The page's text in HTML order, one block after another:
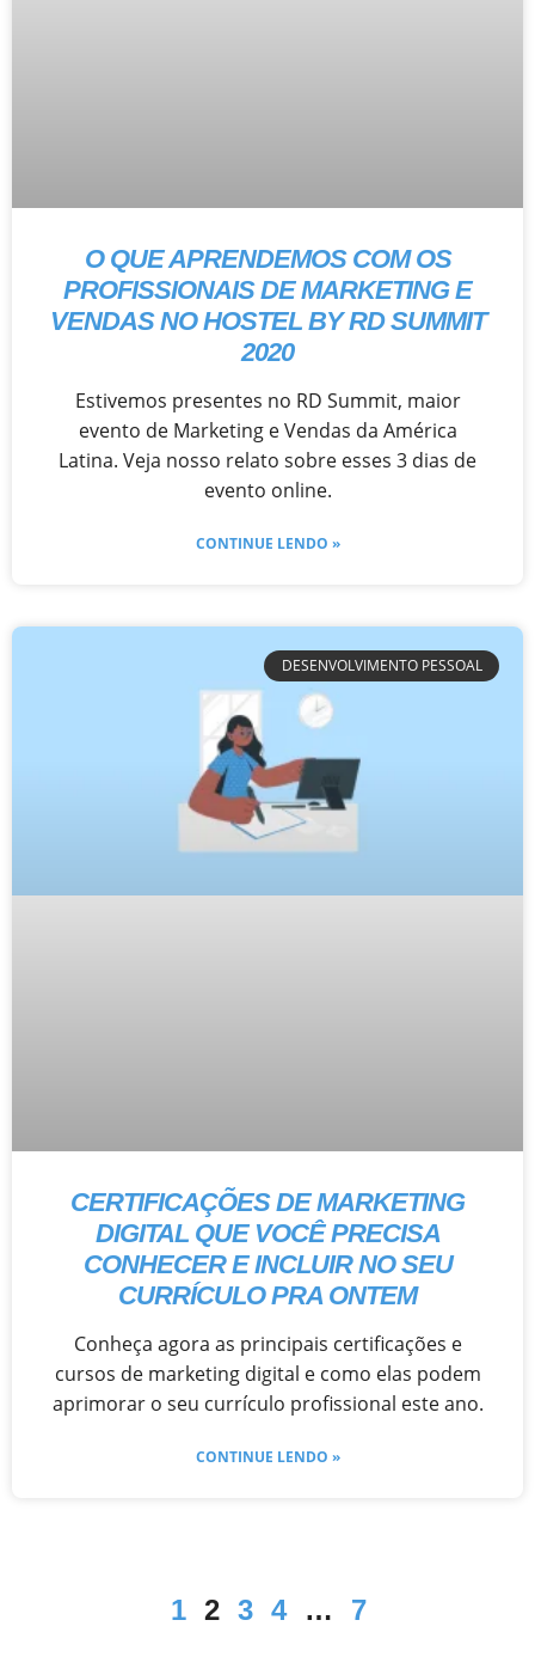
O QUE APRENDEMOS COM OS
PROFISSIONAIS DE MARKETING E
VENDAS NO HOSTEL BY RD SUMMIT
2020
Estivemos presentes no RD Summit, maior
evento de Marketing e Vendas da América
Latina. Veja nosso relato sobre esses 3 dias de
evento online.
CONTINUE LENDO »
DESENVOLVIMENTO PESSOAL
CERTIFICAÇÕES DE MARKETING
DIGITAL QUE VOCÊ PRECISA
CONHECER E INCLUIR NO SEU
CURRÍCULO PRA ONTEM
Conheça agora as principais certificações e
cursos de marketing digital e como elas podem
aprimorar o seu currículo profissional este ano.
CONTINUE LENDO »
1 2 3 4 … 7